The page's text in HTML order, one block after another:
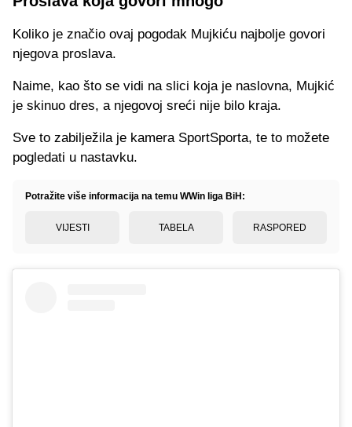
Koliko je značio ovaj pogodak Mujkiću najbolje govori
njegova proslava.
Naime, kao što se vidi na slici koja je naslovna, Mujkić
je skinuo dres, a njegovoj sreći nije bilo kraja.
Sve to zabilježila je kamera SportSporta, te to možete
pogledati u nastavku.
Potražite više informacija na temu WWin liga BiH:
VIJESTI TABELA RASPORED